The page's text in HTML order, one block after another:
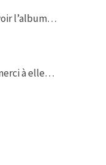
l’album…
à elle…